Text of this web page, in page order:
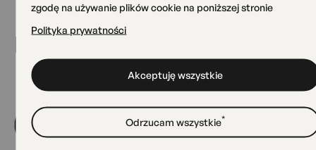
zgodę na używanie plików cookie na poniższej stronie
Polityka prywatności
Akceptuję wszystkie
Odrzucam wszystkie*
Nasze miejsca
Siedziba główna OKO
Grójecka 75